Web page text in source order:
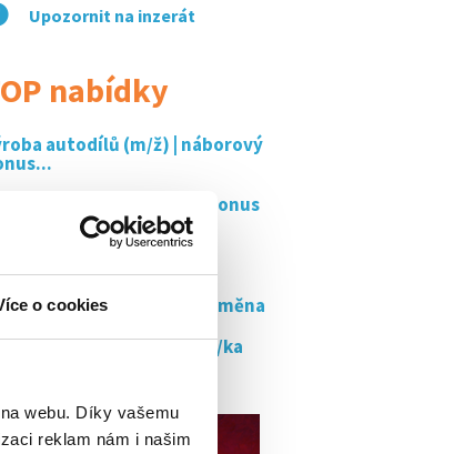
o cookies
webu. Díky vašemu
reklam nám i našim
Upozornit na inzerát
nabídky
autodílů (m/ž) | náborový
ve výrobě náchod + bonus
ka materiálu – 1 směna
ka, programátor/ka